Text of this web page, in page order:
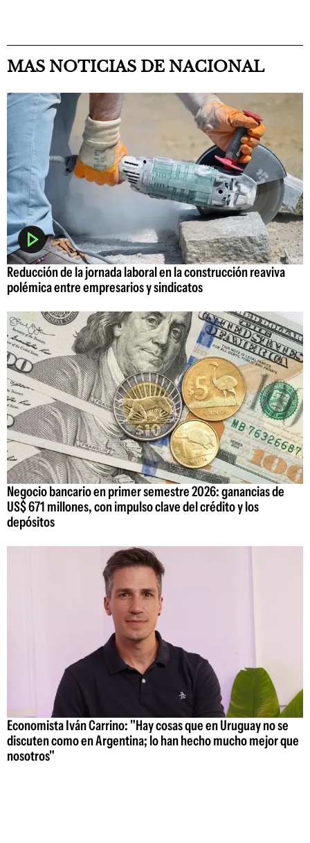
MAS NOTICIAS DE NACIONAL
Reducción de la jornada laboral en la construcción reaviva
polémica entre empresarios y sindicatos
Negocio bancario en primer semestre 2026: ganancias de
US$ 671 millones, con impulso clave del crédito y los
depósitos
Economista Iván Carrino: "Hay cosas que en Uruguay no se
discuten como en Argentina; lo han hecho mucho mejor que
nosotros"